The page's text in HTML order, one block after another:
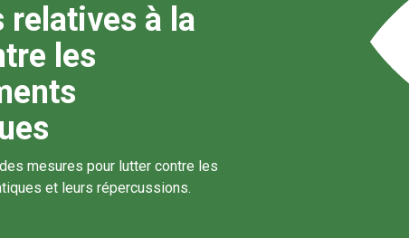
relatives à la
les
mesures pour lutter contre les
et leurs répercussions.